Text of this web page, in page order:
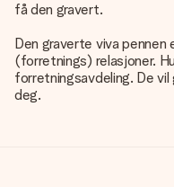
få den gravert.
Den graverte viva pennen
(forretnings) relasjoner.
forretningsavdeling. De
deg.